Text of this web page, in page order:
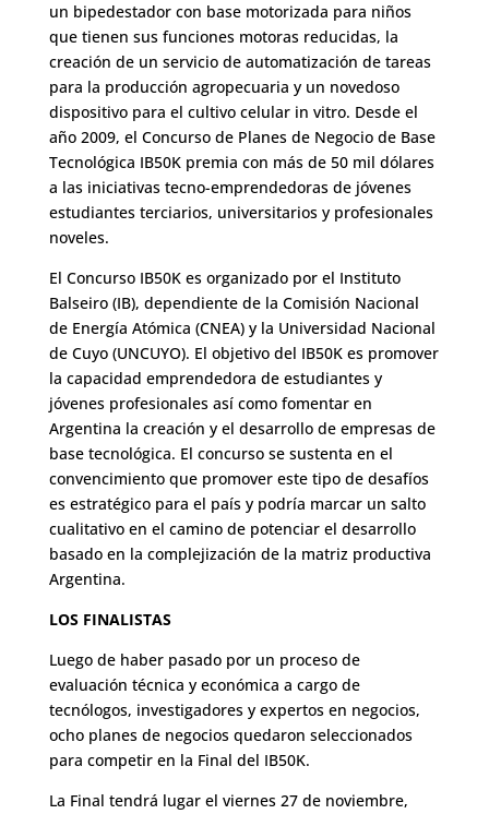
un bipedestador con base motorizada para niños
que tienen sus funciones motoras reducidas, la
creación de un servicio de automatización de tareas
para la producción agropecuaria y un novedoso
dispositivo para el cultivo celular in vitro. Desde el
año 2009, el Concurso de Planes de Negocio de Base
Tecnológica IB50K premia con más de 50 mil dólares
a las iniciativas tecno-emprendedoras de jóvenes
estudiantes terciarios, universitarios y profesionales
noveles.
El Concurso IB50K es organizado por el Instituto
Balseiro (IB), dependiente de la Comisión Nacional
de Energía Atómica (CNEA) y la Universidad Nacional
de Cuyo (UNCUYO). El objetivo del IB50K es promover
la capacidad emprendedora de estudiantes y
jóvenes profesionales así como fomentar en
Argentina la creación y el desarrollo de empresas de
base tecnológica. El concurso se sustenta en el
convencimiento que promover este tipo de desafíos
es estratégico para el país y podría marcar un salto
cualitativo en el camino de potenciar el desarrollo
basado en la complejización de la matriz productiva
Argentina.
LOS FINALISTAS
Luego de haber pasado por un proceso de
evaluación técnica y económica a cargo de
tecnólogos, investigadores y expertos en negocios,
ocho planes de negocios quedaron seleccionados
para competir en la Final del IB50K.
La Final tendrá lugar el viernes 27 de noviembre,